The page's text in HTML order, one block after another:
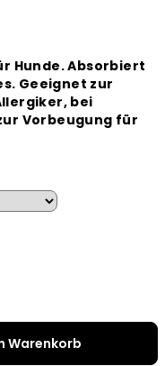
Hunde. Absorbiert
Geeignet zur
bei
Vorbeugung für
Warenkorb